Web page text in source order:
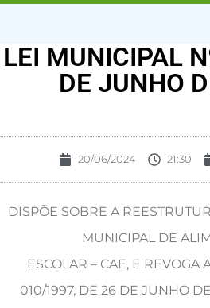
LEI MUNICIPAL
DE JUNHO
20/06/2024 21:30
DISPÕE SOBRE A
MUNICIPAL DE
ESCOLAR – CAE, E REVOGA
010/1997, DE 26 DE JUNHO